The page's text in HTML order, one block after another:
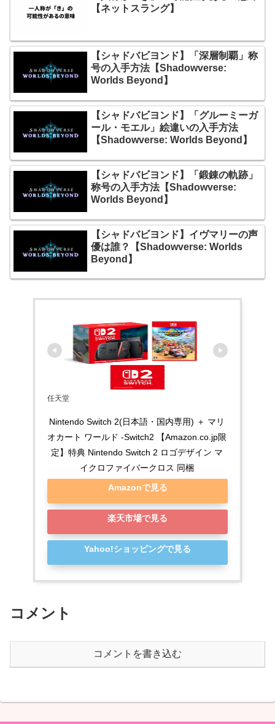
【ネットスラング】
【シャドバビヨンド】「深層制覇」称
号の入手方法【Shadowverse:
Worlds Beyond】
【シャドバビヨンド】「グルーミーガ
ール・モエル」絵違いの入手方法
【Shadowverse: Worlds Beyond】
【シャドバビヨンド】「鍛錬の軌跡」
称号の入手方法【Shadowverse:
Worlds Beyond】
【シャドバビヨンド】イヴマリーの声
優は誰？【Shadowverse: Worlds
Beyond】
任天堂
Nintendo Switch 2(日本語・国内専用) ＋ マリ
オカート ワールド -Switch2 【Amazon.co.jp限
定】特典 Nintendo Switch 2 ロゴデザイン マ
イクロファイバークロス 同梱
Amazonで見る
楽天市場で見る
Yahoo!ショッピングで見る
コメント
コメントを書き込む